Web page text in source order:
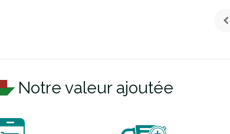
Notre valeur ajoutée